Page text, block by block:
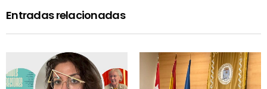
Entradas relacionadas